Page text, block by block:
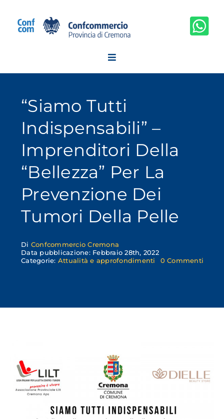
contenuto
“Siamo Tutti
Indispensabili” –
Imprenditori Della
“bellezza” Per La
Prevenzione Dei
Tumori Della Pelle
Di Confcommercio Cremona
Data pubblicazione: Febbraio 28th, 2022
Categorie: Attualità e approfondimenti 0 Commenti
della
pelle